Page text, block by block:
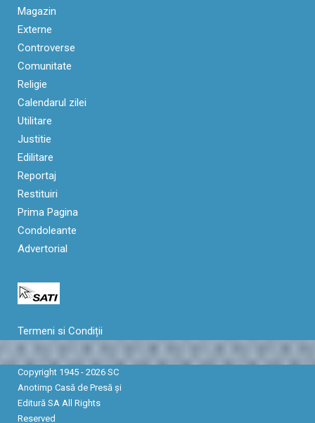
Magazin
Externe
Controverse
Comunitate
Religie
Calendarul zilei
Utilitare
Justitie
Edilitare
Reportaj
Restituiri
Prima Pagina
Condoleante
Advertorial
Termeni si Condiții
Copyright 1945 - 2026 SC
Anotimp Casă de Presă şi
Editură SA All Rights
Reserved